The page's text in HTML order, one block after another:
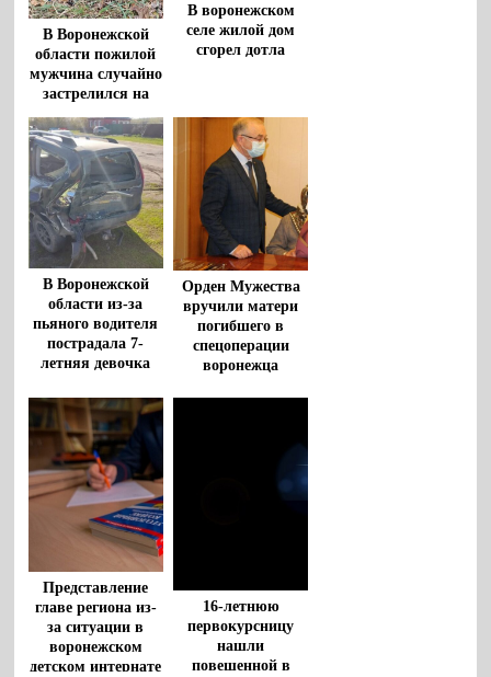
В Воронежской
области пожилой
мужчина случайно
застрелился на
охоте
В воронежском
селе жилой дом
сгорел дотла
В Воронежской
области из-за
пьяного водителя
пострадала 7-
летняя девочка
Орден Мужества
вручили матери
погибшего в
спецоперации
воронежца
Представление
главе региона из-
за ситуации в
воронежском
детском интернате
16-летнюю
первокурсницу
нашли
повешенной в